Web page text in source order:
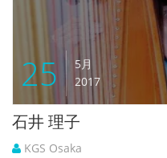
25
5月
2017
石井 理子
KGS Osaka